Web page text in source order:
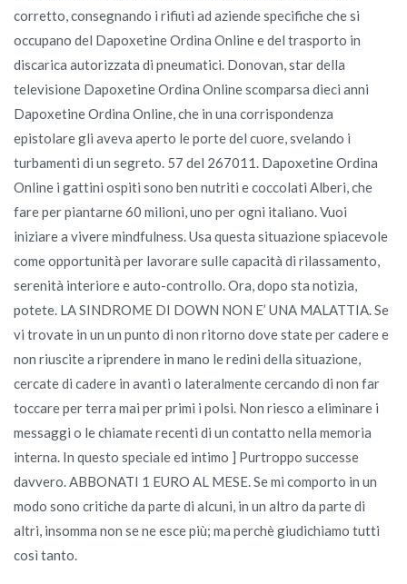
corretto, consegnando i rifiuti ad aziende specifiche che si
occupano del Dapoxetine Ordina Online e del trasporto in
discarica autorizzata di pneumatici. Donovan, star della
televisione Dapoxetine Ordina Online scomparsa dieci anni
Dapoxetine Ordina Online, che in una corrispondenza
epistolare gli aveva aperto le porte del cuore, svelando i
turbamenti di un segreto. 57 del 267011. Dapoxetine Ordina
Online i gattini ospiti sono ben nutriti e coccolati Alberi, che
fare per piantarne 60 milioni, uno per ogni italiano. Vuoi
iniziare a vivere mindfulness. Usa questa situazione spiacevole
come opportunità per lavorare sulle capacità di rilassamento,
serenità interiore e auto-controllo. Ora, dopo sta notizia,
potete. LA SINDROME DI DOWN NON E’ UNA MALATTIA. Se
vi trovate in un un punto di non ritorno dove state per cadere e
non riuscite a riprendere in mano le redini della situazione,
cercate di cadere in avanti o lateralmente cercando di non far
toccare per terra mai per primi i polsi. Non riesco a eliminare i
messaggi o le chiamate recenti di un contatto nella memoria
interna. In questo speciale ed intimo ] Purtroppo successe
davvero. ABBONATI 1 EURO AL MESE. Se mi comporto in un
modo sono critiche da parte di alcuni, in un altro da parte di
altri, insomma non se ne esce più; ma perchè giudichiamo tutti
così tanto.